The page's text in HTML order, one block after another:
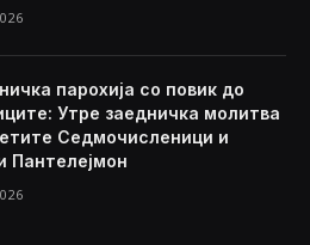
парохија со повик до
Утре заедничка молитва
Седмочисленици и
Пантелејмон